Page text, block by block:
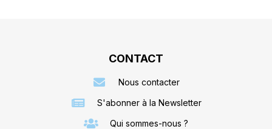
CONTACT
Nous contacter
S'abonner à la Newsletter
Qui sommes-nous ?